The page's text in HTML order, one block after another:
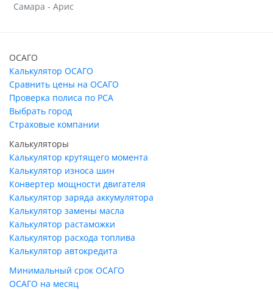
Самара - Арис
ОСАГО
Калькулятор ОСАГО
Сравнить цены на ОСАГО
Проверка полиса по РСА
Выбрать город
Страховые компании
Калькуляторы
Калькулятор крутящего момента
Калькулятор износа шин
Конвертер мощности двигателя
Калькулятор заряда аккумулятора
Калькулятор замены масла
Калькулятор растаможки
Калькулятор расхода топлива
Калькулятор автокредита
Минимальный срок ОСАГО
ОСАГО на месяц